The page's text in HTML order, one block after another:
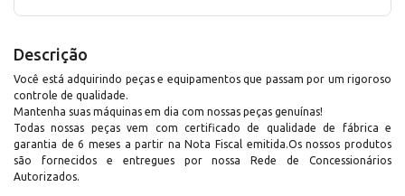
Descrição
Você está adquirindo peças e equipamentos que passam por um rigoroso
controle de qualidade.
Mantenha suas máquinas em dia com nossas peças genuínas!
Todas nossas peças vem com certificado de qualidade de fábrica e
garantia de 6 meses a partir na Nota Fiscal emitida.Os nossos produtos
são fornecidos e entregues por nossa Rede de Concessionários
Autorizados.